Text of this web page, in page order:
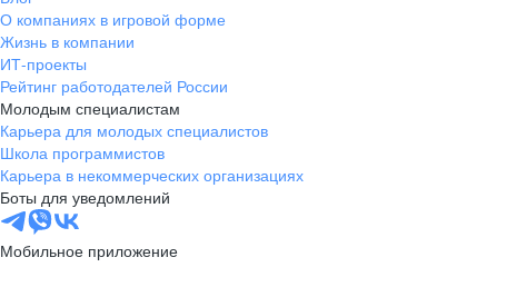
О компаниях в игровой форме
Жизнь в компании
ИТ-проекты
Рейтинг работодателей России
Молодым специалистам
Карьера для молодых специалистов
Школа программистов
Карьера в некоммерческих организациях
Боты для уведомлений
Мобильное приложение